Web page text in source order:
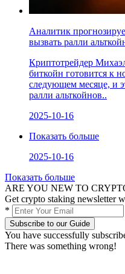
Аналитик
вызвать ралли
Криптотрейдер
биткойн готовится к
следующем месяце, и
ралли альткойнов..
2025-10-16
Показать больше
2025-10-16
Показать больше
ARE YOU NEW TO
Get crypto staking newsletter
*
Subscribe to our Guide
You have successfully
There was something wrong!